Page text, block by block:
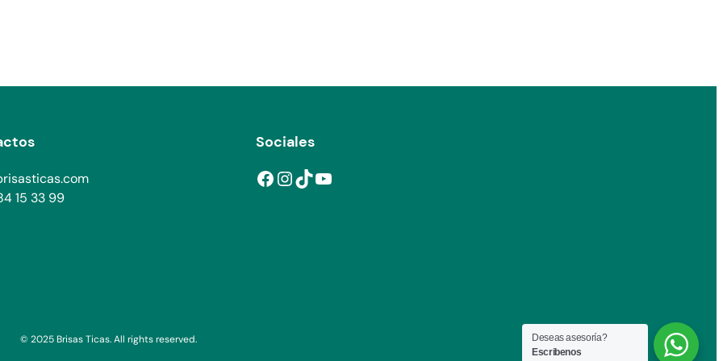
15 33 99
Sociales
Facebook InstagramTikTok YouTube
© 2025 Brisas Ticas. All rights reserved.
Deseas asesoría?
Escribenos